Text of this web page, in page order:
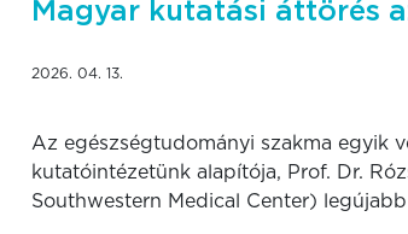
Magyar kutatási áttörés
2026. 04. 13.
Az egészségtudományi szakma egyik
kutatóintézetünk alapítója, Prof. Dr.
Southwestern Medical Center)